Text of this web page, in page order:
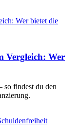
Vergleich: Wer
findest du den